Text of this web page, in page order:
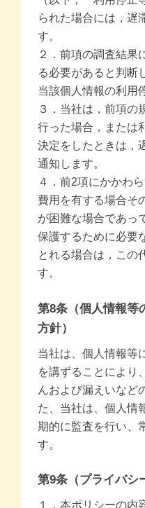
られた場合には，遅
す。
２．前項の調査結果
る必要があると判断
当該個人情報の利用
３．当社は，前項の
行った場合，または
決定をしたときは，
通知します。
４．前2項にかかわ
費用を有する場合そ
が困難な場合であっ
保護するために必要
とれる場合は，この
す。
第8条（個人情報等
方針）
当社は、個人情報等
を講ずることにより
んおよび漏えいなど
た、当社は、個人情
期的に監査を行い、
す。
第9条（プライバシ
１．本ポリシーの内